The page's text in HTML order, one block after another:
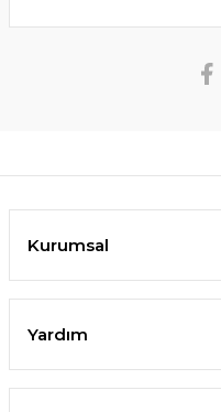
Kurumsal
Yardım